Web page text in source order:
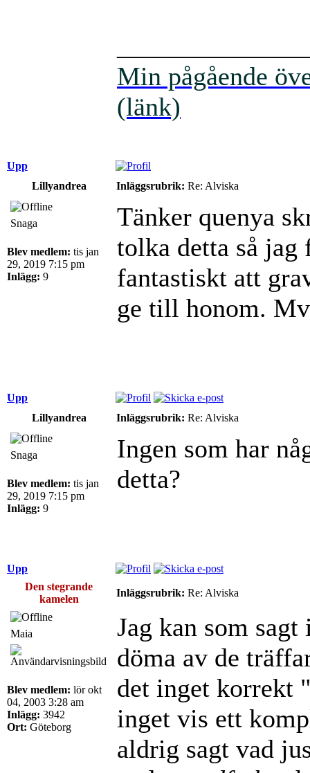
Min pågående
(länk)
Upp
Lillyandrea
Inläggsrubrik: Re: Alviska
Snaga
Blev medlem: tis jan
29, 2019 7:15 pm
Inlägg: 9
Tänker quenya
tolka detta så jag
fantastiskt att
ge till honom.
Upp
Lillyandrea
Inläggsrubrik: Re: Alviska
Snaga
Blev medlem: tis jan
29, 2019 7:15 pm
Inlägg: 9
Ingen som har
detta?
Upp
Den stegrande
kamelen
Inläggsrubrik: Re: Alviska
Maia
Blev medlem: lör okt
04, 2003 3:28 am
Inlägg: 3942
Ort: Göteborg
Jag kan som
döma av de
det inget korrekt
inget vis ett
aldrig sagt vad